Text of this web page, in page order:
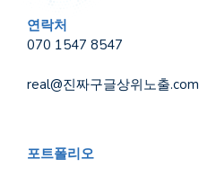
연락처
070 1547 8547
real@진짜구글상위노출.com
포트폴리오